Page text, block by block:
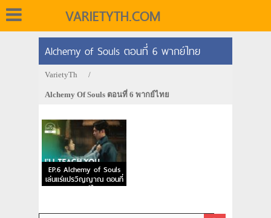
VARIETYTH.COM
Alchemy of Souls ตอนที่ 6 พากย์ไทย
VarietyTh /
Alchemy Of Souls ตอนที่ 6 พากย์ไทย
EP.6 Alchemy of Souls
เล่นแร่แปรวิญญาณ ตอนที่
6 พากย์ไทย